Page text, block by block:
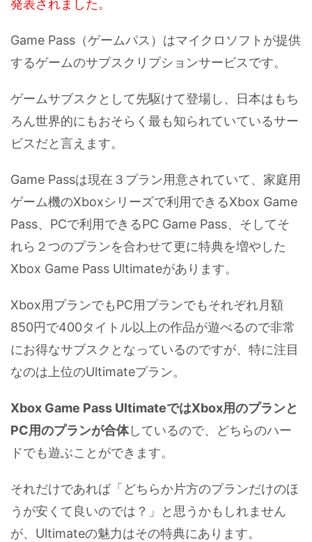
発表されました。
Game Pass（ゲームパス）はマイクロソフトが提供
するゲームのサブスクリプションサービスです。
ゲームサブスクとして先駆けて登場し、日本はもち
ろん世界的にもおそらく最も知られていているサー
ビスだと言えます。
Game Passは現在３プラン用意されていて、家庭用
ゲーム機のXboxシリーズで利用できるXbox Game
Pass、PCで利用できるPC Game Pass、そしてそ
れら２つのプランを合わせて更に特典を増やした
Xbox Game Pass Ultimateがあります。
Xbox用プランでもPC用プランでもそれぞれ月額
850円で400タイトル以上の作品が遊べるので非常
にお得なサブスクとなっているのですが、特に注目
なのは上位のUltimateプラン。
Xbox Game Pass UltimateではXbox用のプランと
PC用のプランが合体しているので、どちらのハー
ドでも遊ぶことができます。
それだけであれば「どちらか片方のプランだけのほ
うが安くて良いのでは？」と思うかもしれません
が、Ultimateの魅力はその特典にあります。